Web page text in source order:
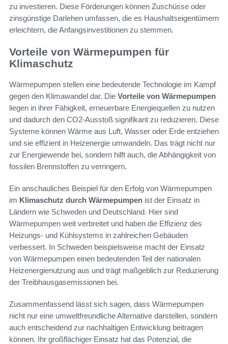
zu investieren. Diese Förderungen können Zuschüsse oder
zinsgünstige Darlehen umfassen, die es Haushaltseigentümern
erleichtern, die Anfangsinvestitionen zu stemmen.
Vorteile von Wärmepumpen für
Klimaschutz
Wärmepumpen stellen eine bedeutende Technologie im Kampf
gegen den Klimawandel dar. Die Vorteile von Wärmepumpen
liegen in ihrer Fähigkeit, erneuerbare Energiequellen zu nutzen
und dadurch den CO2-Ausstoß signifikant zu reduzieren. Diese
Systeme können Wärme aus Luft, Wasser oder Erde entziehen
und sie effizient in Heizenergie umwandeln. Das trägt nicht nur
zur Energiewende bei, sondern hilft auch, die Abhängigkeit von
fossilen Brennstoffen zu verringern.
Ein anschauliches Beispiel für den Erfolg von Wärmepumpen
im Klimaschutz durch Wärmepumpen ist der Einsatz in
Ländern wie Schweden und Deutschland. Hier sind
Wärmepumpen weit verbreitet und haben die Effizienz des
Heizungs- und Kühlsystems in zahlreichen Gebäuden
verbessert. In Schweden beispielsweise macht der Einsatz
von Wärmepumpen einen bedeutenden Teil der nationalen
Heizenergienutzung aus und trägt maßgeblich zur Reduzierung
der Treibhausgasemissionen bei.
Zusammenfassend lässt sich sagen, dass Wärmepumpen
nicht nur eine umweltfreundliche Alternative darstellen, sondern
auch entscheidend zur nachhaltigen Entwicklung beitragen
können. Ihr großflächiger Einsatz hat das Potenzial, die